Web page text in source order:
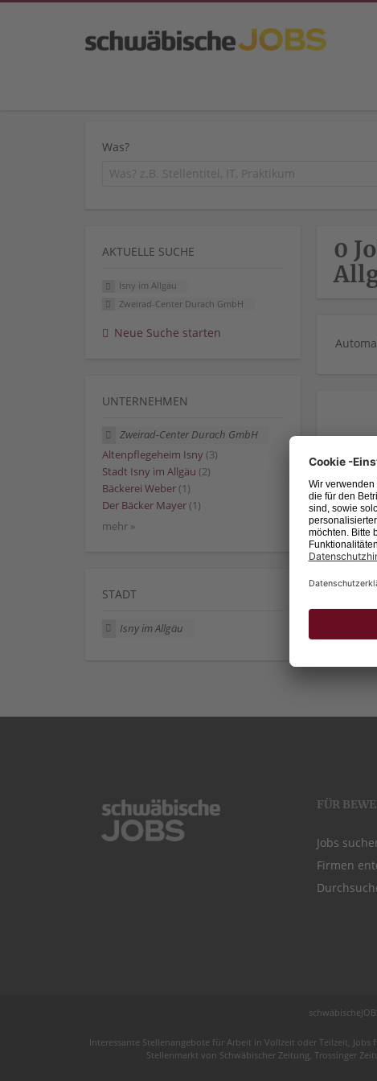
Was?
0
AKTUELLE SUCHE
Isny im Allgäu
Zweirad-Center Durach GmbH
Neue Suche starten
UNTERNEHMEN
Zweirad-Center Durach GmbH
Altenpflegeheim Isny (3)
Stadt Isny im Allgäu (2)
Bäckerei Weber (1)
Der Bäcker Mayer (1)
mehr »
STADT
Isny im Allgäu
FÜR
Jobs
Firmen
Interessante Stellenangebote für Arbeit in Vollzeit oder Teilzeit , Jobs
Stellenmarkt von Schwäbischer Zeitung , Trossinger